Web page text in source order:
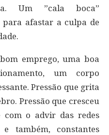
Um ”cala boca”
para afastar a culpa de
emprego, uma boa
um corpo
Pressão que grita
Pressão que cresceu
o advir das redes
e também, constantes